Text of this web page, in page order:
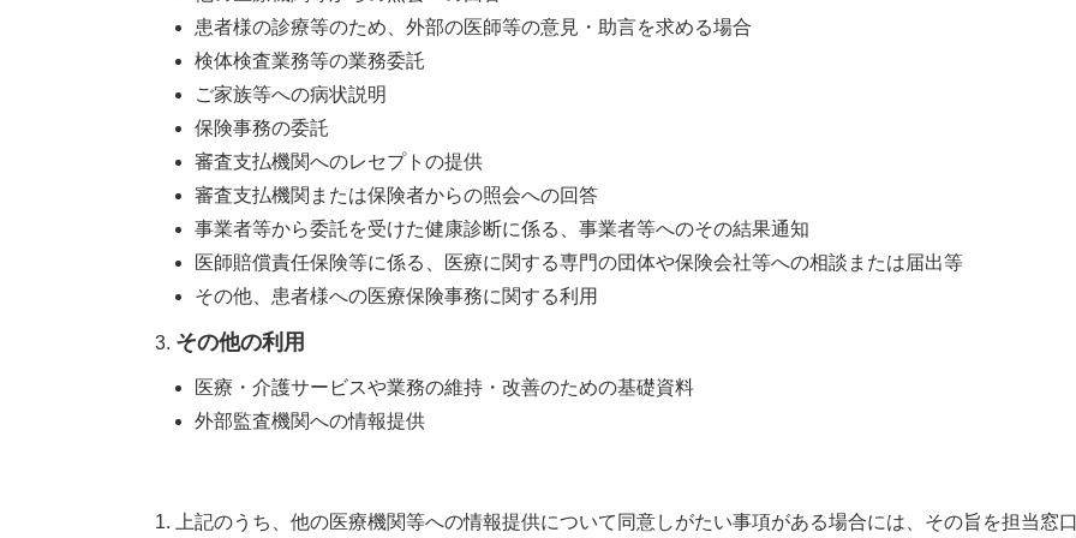
患者様の診療等のため、外部の医師等の意見・助言を求める場合
検体検査業務等の業務委託
ご家族等への病状説明
保険事務の委託
審査支払機関へのレセプトの提供
審査支払機関または保険者からの照会への回答
事業者等から委託を受けた健康診断に係る、事業者等へのその結果通知
医師賠償責任保険等に係る、医療に関する専門の団体や保険会社等への相談または届出等
その他、患者様への医療保険事務に関する利用
その他の利用
医療・介護サービスや業務の維持・改善のための基礎資料
外部監査機関への情報提供
上記のうち、他の医療機関等への情報提供について同意しがたい事項がある場合には、その旨を担当窓